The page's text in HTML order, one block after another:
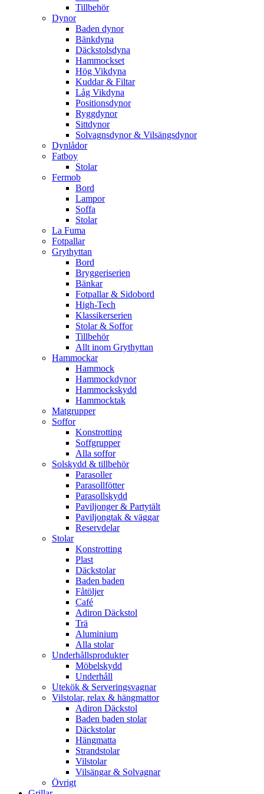
Tillbehör
Dynor
Baden dynor
Bänkdyna
Däckstolsdyna
Hammockset
Hög Vikdyna
Kuddar & Filtar
Låg Vikdyna
Positionsdynor
Ryggdynor
Sittdynor
Solvagnsdynor & Vilsängsdynor
Dynlådor
Fatboy
Stolar
Fermob
Bord
Lampor
Soffa
Stolar
La Fuma
Fotpallar
Grythyttan
Bord
Bryggeriserien
Bänkar
Fotpallar & Sidobord
High-Tech
Klassikerserien
Stolar & Soffor
Tillbehör
Allt inom Grythyttan
Hammockar
Hammock
Hammockdynor
Hammockskydd
Hammocktak
Matgrupper
Soffor
Konstrotting
Soffgrupper
Alla soffor
Solskydd & tillbehör
Parasoller
Parasollfötter
Parasollskydd
Paviljonger & Partytält
Paviljongtak & väggar
Reservdelar
Stolar
Konstrotting
Plast
Däckstolar
Baden baden
Fåtöljer
Café
Adiron Däckstol
Trä
Aluminium
Alla stolar
Underhållsprodukter
Möbelskydd
Underhåll
Utekök & Serveringsvagnar
Vilstolar, relax & hängmattor
Adiron Däckstol
Baden baden stolar
Däckstolar
Hängmatta
Strandstolar
Vilstolar
Vilsängar & Solvagnar
Övrigt